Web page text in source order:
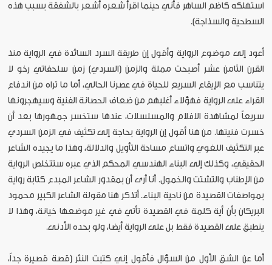
استهلكه كاظم الساهر فأني حينما اقرأ شعره أشعر بالشفقة بسبب هذه
السطحية والسذاجة).
أعود إلى موضوع الرواية وأقول إن طريقة السرد السائدة في الرواية منذ
القرن الثامن عشر أصبحت مملة والزمن (السردي) زمن سلحفاتي رخو لا
يتناسب مع الإيقاع السريع للحياة في عصرنا الحالي، أما ما تراه من اندفاع
القراء على الرواية فهؤلاء أغلبهم من ضعاف الحصانة الفنية وسيهجرونها
سريعاً لمشاهدة الافلام والمسلسلات، عندها ستخسر جمهورها بعد أن
خسرت فنيتها. من هنا أقول إن الرواية بحاجة إلى تكثيف في الزمن السردي
عبر التكثيف اللغوي واتساع مساحة التأويل والدلالة، وهذا ما يجيده الشاعر
الحقيقي، وكذلك إلى البناء الهندسي المحكم الذي عبره ستتخلص الرواية
من الإطناب والتشتت والخمول. أنا أرى أن بمقدور الشاعر المبدع كتابة رواية
بمواصفات القصيدة من ناحية البناء. أتذكر هنا مقولة الشاعر الكبير محمود
البريكان بأن أية كلمة في القصيدة تأتي في غير موضعها خيانة، وهذا لا
ينطبق على القصيدة فقط بل على الرواية أيضا، ولو بحده الأدنى.
أما عن الشق الأول من السؤال فأقول إني كتبت النثر (قصة قصيرة جداً،